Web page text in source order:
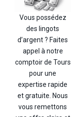
Vous possédez
des lingots
d’argent ? Faites
appel à notre
comptoir de Tours
pour une
expertise rapide
et gratuite. Nous
vous remettons